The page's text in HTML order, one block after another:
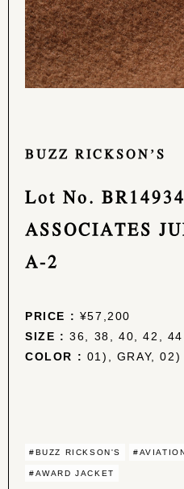
BUZZ RICKSON’S
Lot No.
ASSOCIATES
A-2
PRICE : ¥57,200
SIZE : 36, 38, 40, 42, 44
COLOR : 01), GRAY, 02)
#BUZZ RICKSON'S
#AWARD JACKET